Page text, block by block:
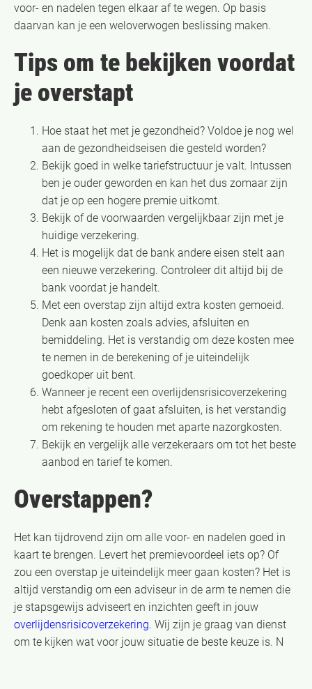
voor- en nadelen tegen elkaar af te wegen. Op basis
daarvan kan je een weloverwogen beslissing maken.
Tips om te bekijken voordat
je overstapt
Hoe staat het met je gezondheid? Voldoe je nog wel
aan de gezondheidseisen die gesteld worden?
Bekijk goed in welke tariefstructuur je valt. Intussen
ben je ouder geworden en kan het dus zomaar zijn
dat je op een hogere premie uitkomt.
Bekijk of de voorwaarden vergelijkbaar zijn met je
huidige verzekering.
Het is mogelijk dat de bank andere eisen stelt aan
een nieuwe verzekering. Controleer dit altijd bij de
bank voordat je handelt.
Met een overstap zijn altijd extra kosten gemoeid.
Denk aan kosten zoals advies, afsluiten en
bemiddeling. Het is verstandig om deze kosten mee
te nemen in de berekening of je uiteindelijk
goedkoper uit bent.
Wanneer je recent een overlijdensrisicoverzekering
hebt afgesloten of gaat afsluiten, is het verstandig
om rekening te houden met aparte nazorgkosten.
Bekijk en vergelijk alle verzekeraars om tot het beste
aanbod en tarief te komen.
Overstappen?
Het kan tijdrovend zijn om alle voor- en nadelen goed in
kaart te brengen. Levert het premievoordeel iets op? Of
zou een overstap je uiteindelijk meer gaan kosten? Het is
altijd verstandig om een adviseur in de arm te nemen die
je stapsgewijs adviseert en inzichten geeft in jouw
overlijdensrisicoverzekering. Wij zijn je graag van dienst
om te kijken wat voor jouw situatie de beste keuze is. N